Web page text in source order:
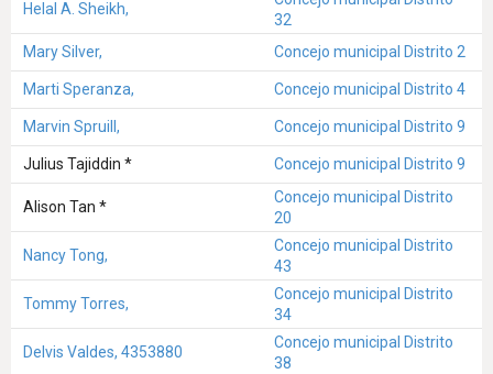
Helal A. Sheikh,
32
Mary Silver,
Concejo municipal Distrito 2
Marti Speranza, Concejo municipal Distrito 4
Marvin Spruill, Concejo municipal Distrito 9
Julius Tajiddin * Concejo municipal Distrito 9
Alison Tan *
Concejo municipal Distrito
20
Nancy Tong,
Concejo municipal Distrito
43
Tommy Torres,
Concejo municipal Distrito
34
Delvis Valdes, 4353880
Concejo municipal Distrito
38